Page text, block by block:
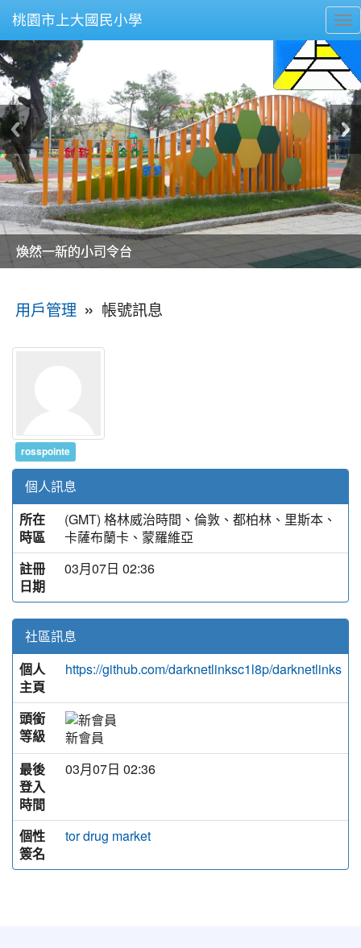
桃園市上大國民小學
美麗的操場是我們活力的來源
美麗的操場是我們活力的來源
煥然一新的小司令台
煥然一新的小司令台
富含桃園埤塘田園風光意象的中廊
富含桃園埤塘田園風光意象的中廊
嶄新的中庭廣場
嶄新的中庭廣場
水生池生生不息
水生池生生不息
用戶管理 » 帳號訊息
rosspointe
個人訊息
所在
時區
(GMT) 格林威治時間、倫敦、都柏林、里斯本、
卡薩布蘭卡、蒙羅維亞
註冊
日期
03月07日 02:36
社區訊息
個人
主頁
https://github.com/darknetlinksc1l8p/darknetlinks
頭銜
等級
新會員
最後
登入
時間
03月07日 02:36
個性
簽名
tor drug market